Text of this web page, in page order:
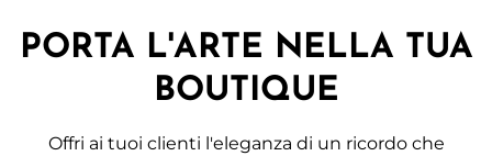
PORTA L'ARTE NELLA TUA
BOUTIQUE
Offri ai tuoi clienti l'eleganza di un ricordo che